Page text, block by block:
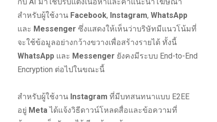
สำหรับผู้ใช้งาน Facebook, Instagram, WhatsApp
และ Messenger ซึ่งแสดงให้เห็นว่าบริษัทมีแนวโน้มที่
จะใช้ข้อมูลอย่างกว้างขวางเพื่อสร้างรายได้ ทั้งนี้
WhatsAppและ Messenger ยังคงมีระบบ End-to-End
Encryption ต่อไปในขณะนี้
สำหรับผู้ใช้งาน Instagram ที่มีบทสนทนาแบบ E2EE
อยู่ Meta ได้แจ้งวิธีดาวน์โหลดสื่อและข้อความที่